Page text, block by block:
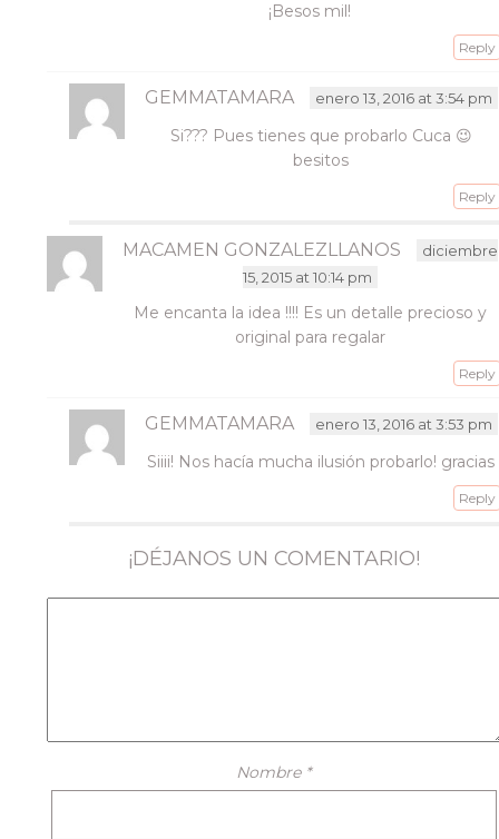
¡Besos mil!
Reply
GEMMATAMARA enero 13, 2016 at 3:54 pm
Si??? Pues tienes que probarlo Cuca 😉
besitos
Reply
MACAMEN GONZALEZLLANOS
diciembre
15, 2015 at 10:14 pm
Me encanta la idea !!!! Es un detalle precioso y
original para regalar
Reply
GEMMATAMARA enero 13, 2016 at 3:53 pm
Siiii! Nos hacía mucha ilusión probarlo! gracias
Reply
¡DÉJANOS UN COMENTARIO!
Nombre *